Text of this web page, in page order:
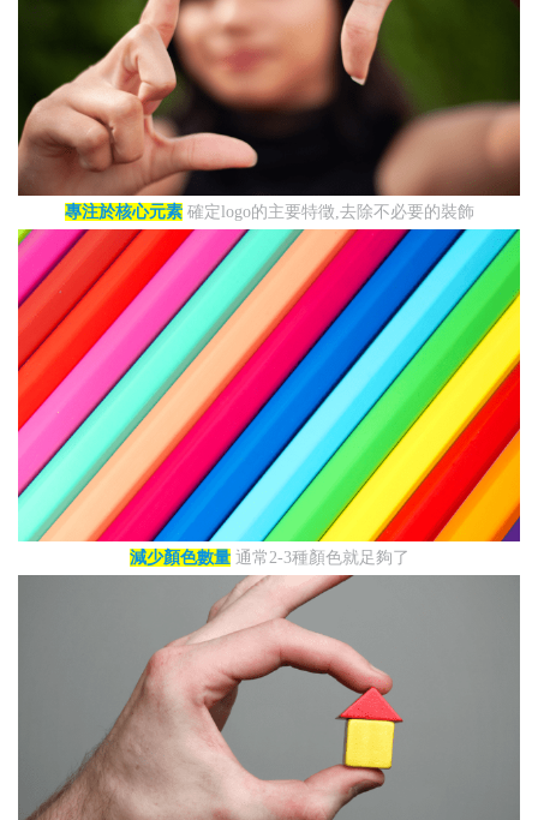
專注於核心元素確定logo的主要特徵,去除不必要的裝飾
減少顏色數量通常2-3種顏色就足夠了